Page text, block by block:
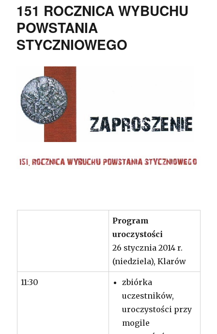
151 ROCZNICA WYBUCHU
POWSTANIA
STYCZNIOWEGO
Program
uroczystości
26 stycznia 2014 r.
(niedziela), Klarów
11:30
zbiórka
uczestników,
uroczystości przy
mogile